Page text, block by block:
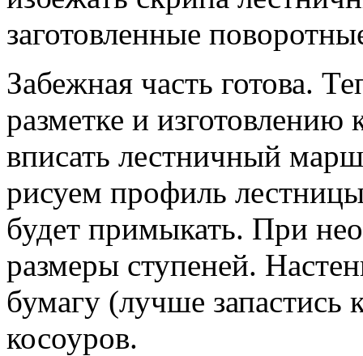
заготовленные
Забежная часть готова.
разметке и
вписать лестничный
рисуем профиль
будет примыкать. При
размеры ступеней.
бумагу (лучше запастись
косоуров.